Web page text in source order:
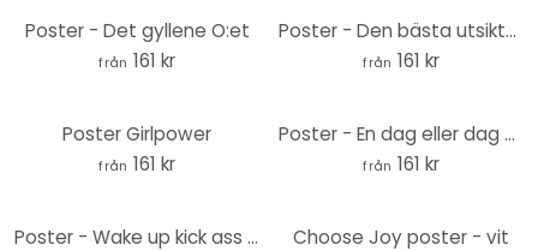
Poster - Det gyllene O:et
från 161 kr
Poster - Den bästa utsikten kommer efter det svåraste klimatet
från 161 kr
Poster Girlpower
från 161 kr
Poster - En dag eller dag ett
från 161 kr
Poster - Wake up kick ass repeat Choose Joy poster - vit